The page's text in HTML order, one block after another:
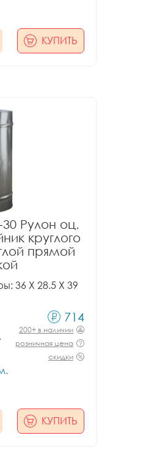
КУПИТЬ
Рулон оц.
круглого
прямой
36 X 28.5 X 39
714
200+ в наличии
розничная цена
скидки
КУПИТЬ